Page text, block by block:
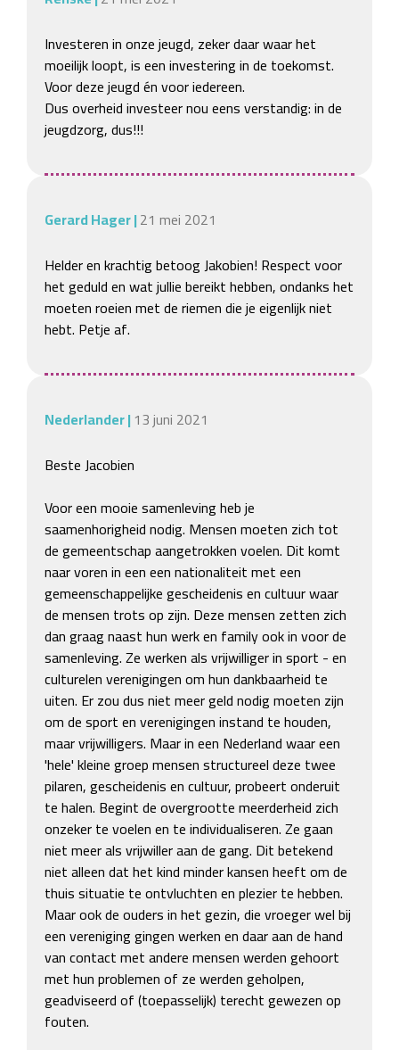
Investeren in onze jeugd, zeker daar waar het
moeilijk loopt, is een investering in de toekomst.
Voor deze jeugd én voor iedereen.
Dus overheid investeer nou eens verstandig: in de
jeugdzorg, dus!!!
Gerard Hager|21 mei 2021
Helder en krachtig betoog Jakobien! Respect voor
het geduld en wat jullie bereikt hebben, ondanks het
moeten roeien met de riemen die je eigenlijk niet
hebt. Petje af.
Nederlander|13 juni 2021
Beste Jacobien
Voor een mooie samenleving heb je
saamenhorigheid nodig. Mensen moeten zich tot
de gemeentschap aangetrokken voelen. Dit komt
naar voren in een een nationaliteit met een
gemeenschappelijke gescheidenis en cultuur waar
de mensen trots op zijn. Deze mensen zetten zich
dan graag naast hun werk en family ook in voor de
samenleving. Ze werken als vrijwilliger in sport - en
culturelen verenigingen om hun dankbaarheid te
uiten. Er zou dus niet meer geld nodig moeten zijn
om de sport en verenigingen instand te houden,
maar vrijwilligers. Maar in een Nederland waar een
'hele' kleine groep mensen structureel deze twee
pilaren, gescheidenis en cultuur, probeert onderuit
te halen. Begint de overgrootte meerderheid zich
onzeker te voelen en te individualiseren. Ze gaan
niet meer als vrijwiller aan de gang. Dit betekend
niet alleen dat het kind minder kansen heeft om de
thuis situatie te ontvluchten en plezier te hebben.
Maar ook de ouders in het gezin, die vroeger wel bij
een vereniging gingen werken en daar aan de hand
van contact met andere mensen werden gehoort
met hun problemen of ze werden geholpen,
geadviseerd of (toepasselijk) terecht gewezen op
fouten.